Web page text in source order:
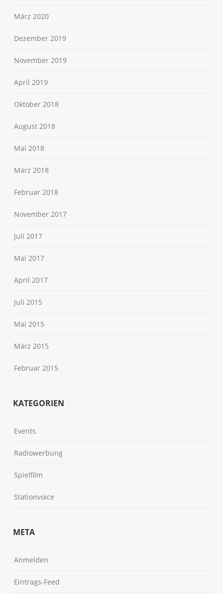
März 2020
Dezember 2019
November 2019
April 2019
Oktober 2018
August 2018
Mai 2018
März 2018
Februar 2018
November 2017
Juli 2017
Mai 2017
April 2017
Juli 2015
Mai 2015
März 2015
Februar 2015
KATEGORIEN
Events
Radiowerbung
Spielfilm
Stationvoice
META
Anmelden
Eintrags-Feed